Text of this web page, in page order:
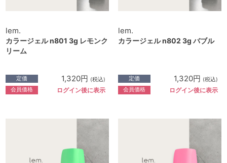
lem.
カラージェル n801 3g レモンク
リーム
定価 1,320円 (税込)
会員価格 ログイン後に表示
lem.
カラージェル n802 3g バブル
定価 1,320円 (税込)
会員価格 ログイン後に表示